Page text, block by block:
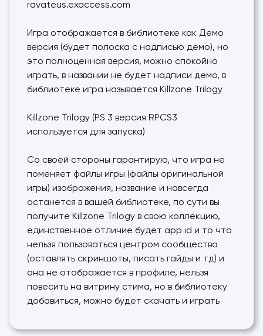
ravateus.exaccess.com
Игра отображается в библиотеке как Демо
версия (будет полоска с надписью демо), но
это полноценная версия, можно спокойно
играть, в названии не будет надписи демо, в
библиотеке игра называется Killzone Trilogy
Killzone Trilogy (PS 3 версия RPCS3
используется для запуска)
Cо своей стороны гарантирую, что игра не
поменяет файлы игры (файлы оригинальной
игры) изображения, название и навсегда
останется в вашей библиотеке, по сути вы
получите Killzone Trilogy в свою коллекцию,
единственное отличие будет app id и то что
нельзя пользоваться центром сообщества
(оставлять скриншоты, писать гайды и тд) и
она не отображается в профиле, нельзя
повесить на витрину стима, но в библиотеку
добавиться, можно будет скачать и играть